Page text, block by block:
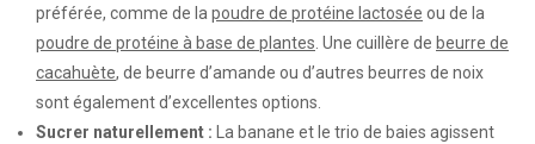
préférée, comme de la poudre de protéine lactosée ou de la
poudre de protéine à base de plantes . Une cuillère de beurre de
cacahuète, de beurre d’amande ou d’autres beurres de noix
sont également d’excellentes options.
Sucrer naturellement : La banane et le trio de baies agissent